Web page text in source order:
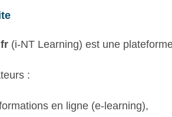
(i-NT Learning) est une
:
en ligne (e-learning),